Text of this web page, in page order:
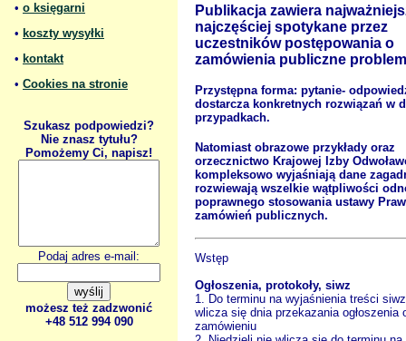
• o księgarni
• koszty wysyłki
• kontakt
• Cookies na stronie
Szukasz podpowiedzi?
Nie znasz tytułu?
Pomożemy Ci, napisz!
Podaj adres e-mail:
możesz też zadzwonić
+48 512 994 090
Publikacja zawiera
najczęściej spotykane przez
uczestników postępowania o
zamówienia publiczne
Przystępna forma: pytanie-
dostarcza konkretnych rozwiązań w
przypadkach.
Natomiast obrazowe przykłady oraz
orzecznictwo Krajowej Izby
kompleksowo wyjaśniają dane
rozwiewają wszelkie wątpliwości
poprawnego stosowania ustawy
zamówień publicznych.
Wstęp
Ogłoszenia, protokoły, siwz
1. Do terminu na wyjaśnienia treści
wlicza się dnia przekazania ogłoszenia
zamówieniu